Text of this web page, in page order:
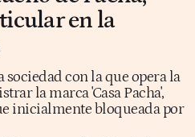
en la
sociedad con la que opera la
la marca 'Casa Pacha',
inicialmente bloqueada por